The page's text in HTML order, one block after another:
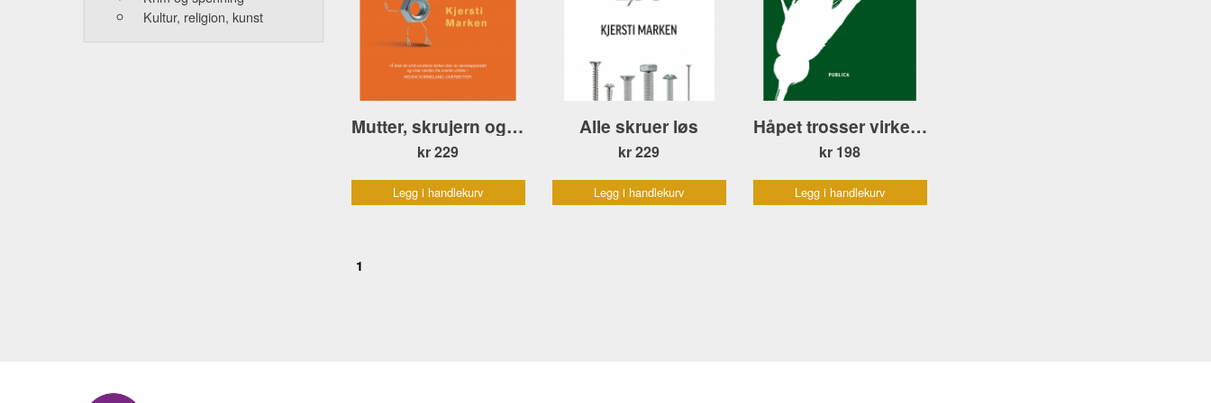
Kultur, religion, kunst
Mutter, skrujern og teip
kr 229
Legg i handlekurv
Alle skruer løs
kr 229
Legg i handlekurv
Håpet trosser virkeligheten
kr 198
Legg i handlekurv
1